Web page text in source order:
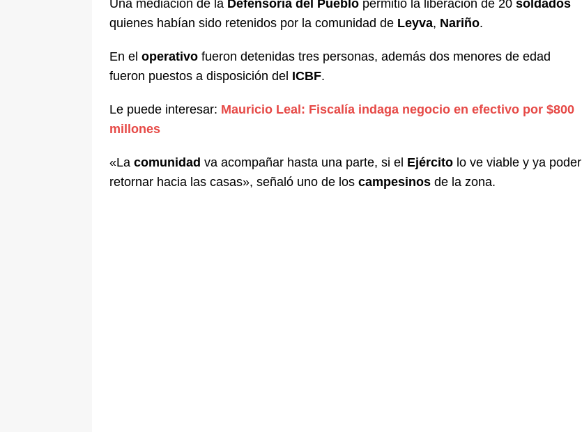
Fiscalía ordena examen toxicológico a exdirectora del Dapre Angie Rodríguez
Una mediación de la Defensoría del Pueblo permitió la liberación de 20 soldados
quienes habían sido retenidos por la comunidad de Leyva, Nariño.
En el operativo fueron detenidas tres personas, además dos menores de edad
fueron puestos a disposición del ICBF.
Le puede interesar: Mauricio Leal: Fiscalía indaga negocio en efectivo por $800
millones
«La comunidad va acompañar hasta una parte, si el Ejército lo ve viable y ya poder
retornar hacia las casas», señaló uno de los campesinos de la zona.